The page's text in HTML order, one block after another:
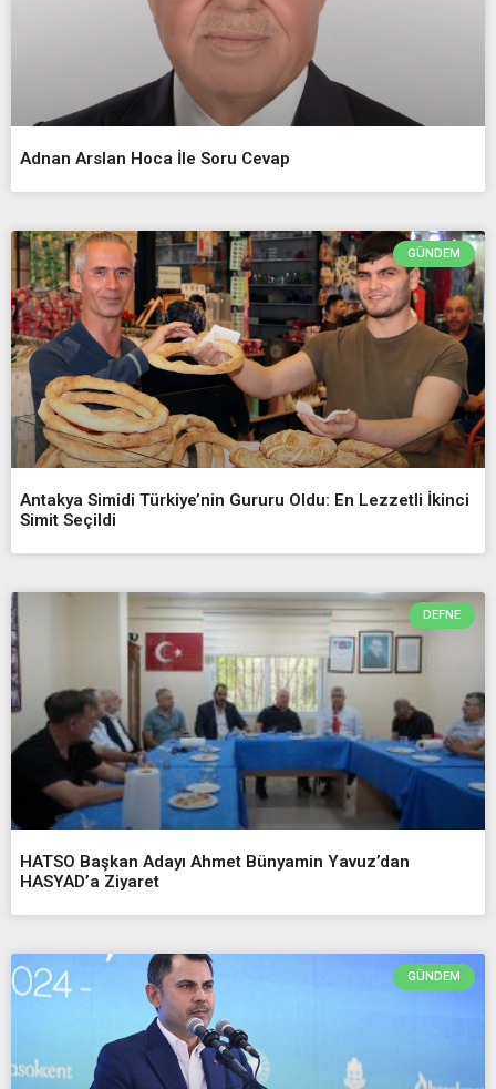
Adnan Arslan Hoca İle Soru Cevap
GÜNDEM
Antakya Simidi Türkiye’nin Gururu Oldu: En Lezzetli İkinci
Simit Seçildi
DEFNE
HATSO Başkan Adayı Ahmet Bünyamin Yavuz’dan
HASYAD’a Ziyaret
GÜNDEM